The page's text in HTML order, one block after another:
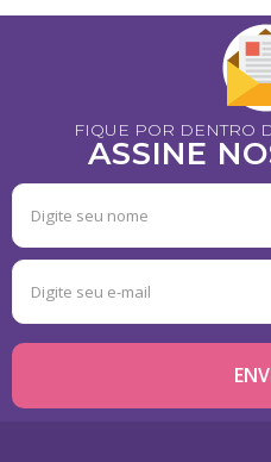
FIQUE POR DENTRO
ASSINE